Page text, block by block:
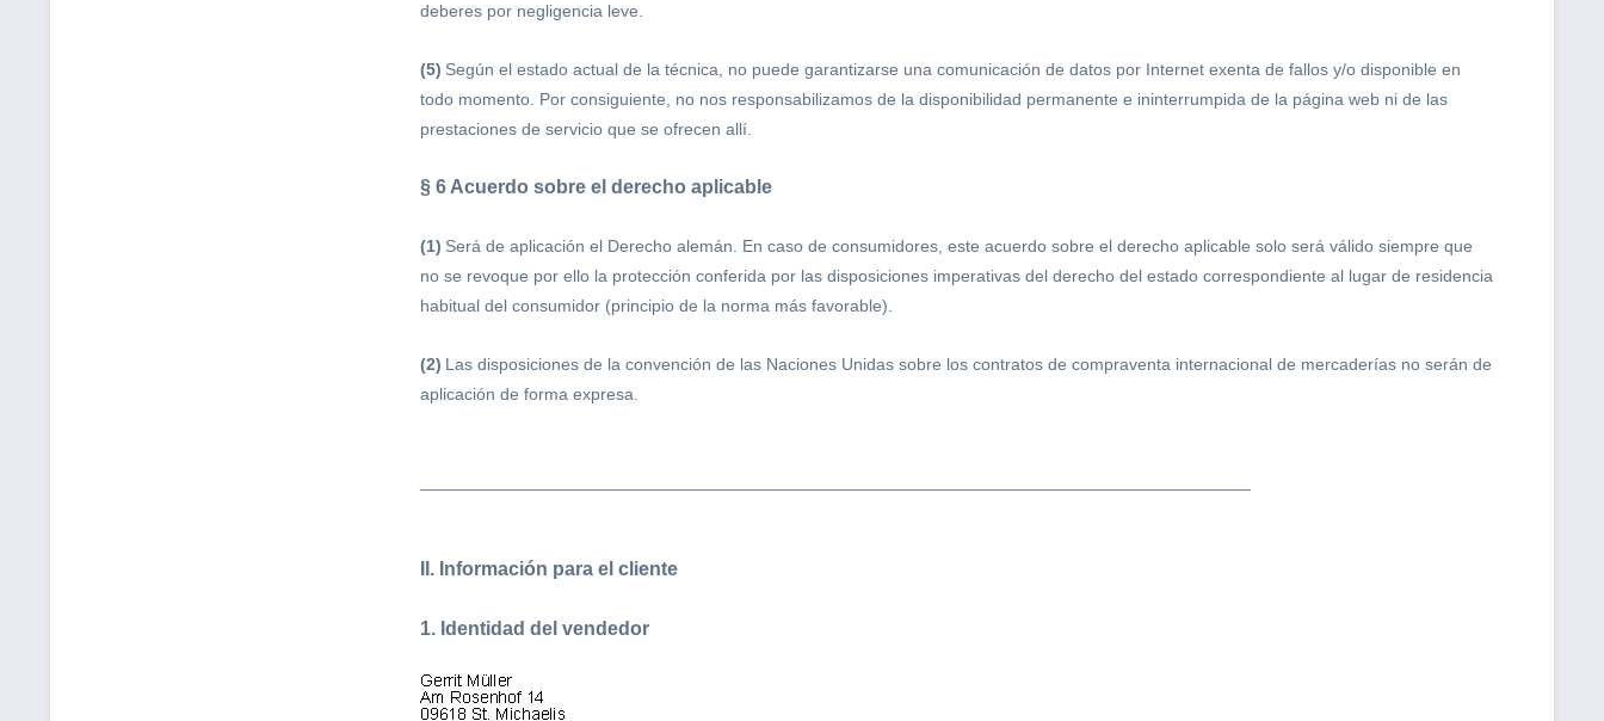
deberes por negligencia leve.
(5) Según el estado actual de la técnica, no puede garantizarse una comunicación de datos por Internet exenta de fallos y/o disponible en
todo momento. Por consiguiente, no nos responsabilizamos de la disponibilidad permanente e ininterrumpida de la página web ni de las
prestaciones de servicio que se ofrecen allí.
§ 6 Acuerdo sobre el derecho aplicable
(1) Será de aplicación el Derecho alemán. En caso de consumidores, este acuerdo sobre el derecho aplicable solo será válido siempre que
no se revoque por ello la protección conferida por las disposiciones imperativas del derecho del estado correspondiente al lugar de residencia
habitual del consumidor (principio de la norma más favorable).
(2) Las disposiciones de la convención de las Naciones Unidas sobre los contratos de compraventa internacional de mercaderías no serán de
aplicación de forma expresa.
II. Información para el cliente
1. Identidad del vendedor